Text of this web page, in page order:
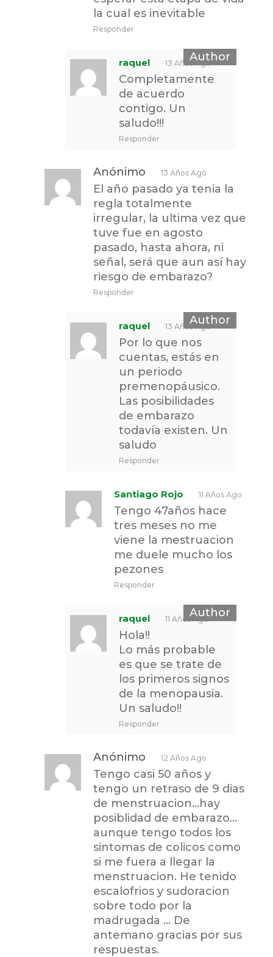
la cual es inevitable
Responder
raquel 13 Años Ago
Completamente
de acuerdo
contigo. Un
saludo!!!
Responder
Anónimo 13 Años Ago
El año pasado ya tenia la
regla totalmente
irregular, la ultima vez que
tuve fue en agosto
pasado, hasta ahora, ni
señal, será que aun así hay
riesgo de embarazo?
Responder
raquel 13 Años Ago
Por lo que nos
cuentas, estás en
un periodo
premenopáusico.
Las posibilidades
de embarazo
todavía existen. Un
saludo
Responder
Santiago Rojo 11 Años Ago
Tengo 47años hace
tres meses no me
viene la mestruacion
me duele mucho los
pezones
Responder
raquel 11 Años Ago
Hola!!
Lo más probable
es que se trate de
los primeros signos
de la menopausia.
Un saludo!!
Responder
Anónimo 12 Años Ago
Tengo casi 50 años y
tengo un retraso de 9 dias
de menstruacion…hay
posiblidad de embarazo…
aunque tengo todos los
sintomas de colicos como
si me fuera a llegar la
menstruacion. He tenido
escalofrios y sudoracion
sobre todo por la
madrugada … De
antemano gracias por sus
respuestas.